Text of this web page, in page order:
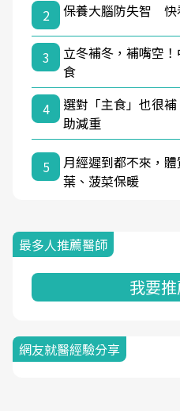
2
保養大腦防失智 快
3
立冬補冬，補嘴空
食
4
選對「主食」也很
助減重
5
月經遲到都不來，
葉、菠菜保暖
最多人推薦醫師
我要
網友就醫經驗分享